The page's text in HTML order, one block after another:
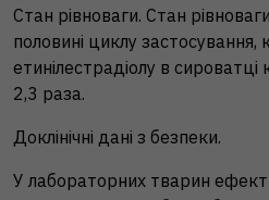
Стан рівноваги. Стан
половині циклу застосування,
етинілестрадіолу в сироватці
2,3 раза.
Доклінічні дані з безпеки.
У лабораторних тварин